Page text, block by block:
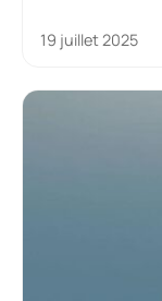
19 juillet 2025